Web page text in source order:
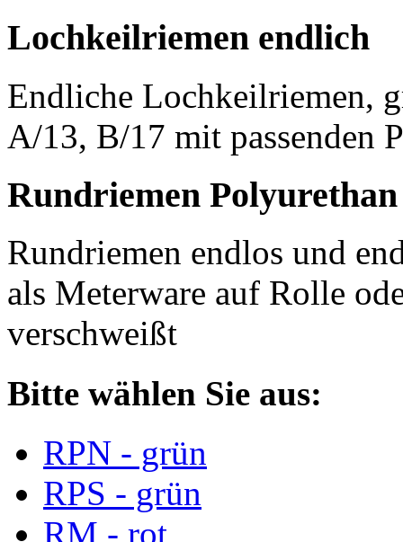
Lochkeilriemen endlich
Endliche Lochkeilriemen,
A/13, B/17 mit passenden
Rundriemen Polyurethan
Rundriemen endlos und
als Meterware auf Rolle
verschweißt
Bitte wählen Sie aus:
RPN - grün
RPS - grün
RM - rot